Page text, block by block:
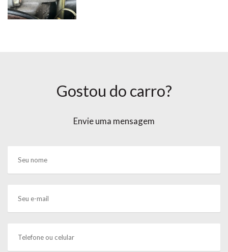
Gostou do carro?
Envie uma mensagem